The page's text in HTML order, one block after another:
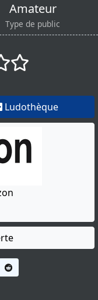
Amateur
Type de public
()
()
Ludothèque
sur Twittersur Pinterest